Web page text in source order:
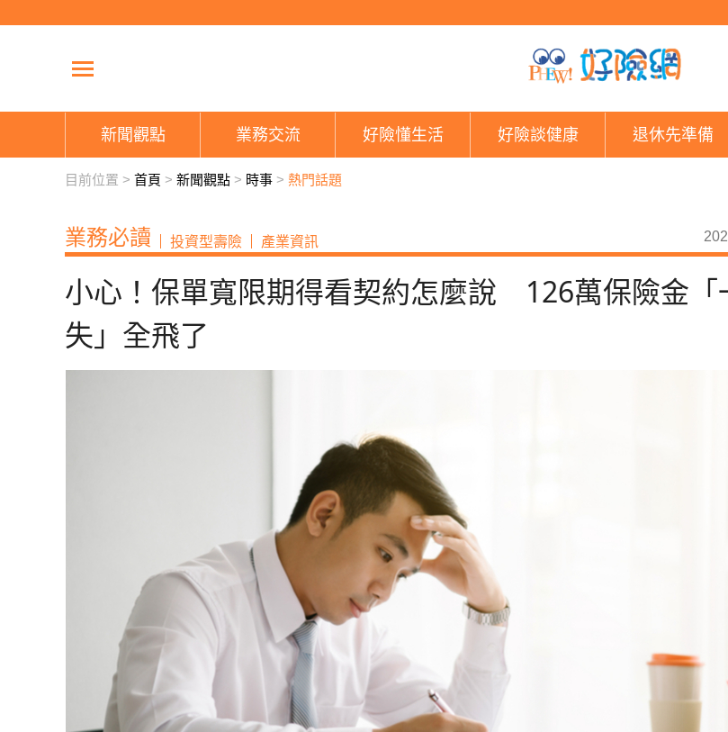
小心
新聞觀點 業務交流 好險懂生活 好險談健康 退休先準備
目前位置 > 首頁 > 新聞觀點 > 時事 > 熱門話題
業務必讀 投資型壽險 產業資訊
小心！保單寬限期得看契約怎麼說 126萬保險金「
失」全飛了